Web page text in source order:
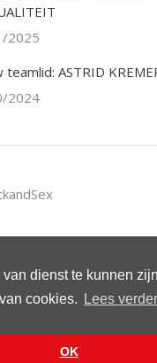
van dienst te kunnen
cookies.
Lees verder
OK
2025
teamlid: ASTRID
2024
Footer menu